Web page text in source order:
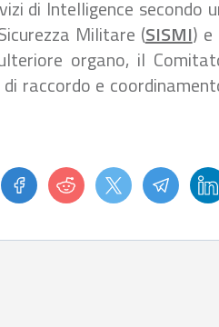
di Intelligence secondo
Militare (SISMI) e
organo, il
raccordo e